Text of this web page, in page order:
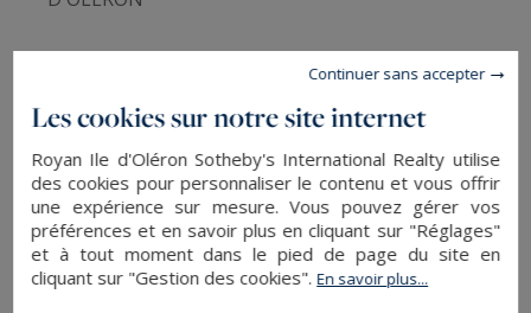
Idéalement située à quelques pas des
cette propriété d'exception, unique sur le
secteur, séduit par ses volumes remarquables,
son caractère authentique et son
environnement paysager d'une rare qualité.
Édifiée sur un magnifique terrain entièrement
Les cookies sur notre site internet
Royan Ile d'Oléron Sotheby's International Realty utilise
des cookies pour personnaliser le contenu et vous offrir
une expérience sur mesure. Vous pouvez gérer vos
préférences et en savoir plus en cliquant sur "Réglages"
et à tout moment dans le pied de page du site en
cliquant sur "Gestion des cookies".En savoir plus...
Continuer sans accepter